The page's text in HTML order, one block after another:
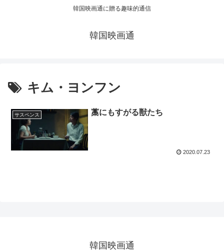
韓国映画通に贈る趣味的通信
韓国映画通
キム・ヨンフン
サスペンス 藁にもすがる獣たち
2020.07.23
韓国映画通